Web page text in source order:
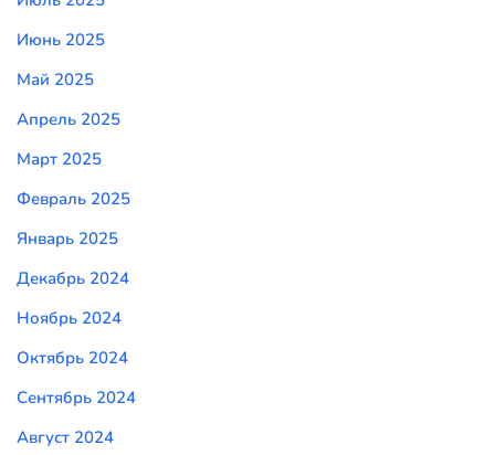
Июнь 2025
Май 2025
Апрель 2025
Март 2025
Февраль 2025
Январь 2025
Декабрь 2024
Ноябрь 2024
Октябрь 2024
Сентябрь 2024
Август 2024